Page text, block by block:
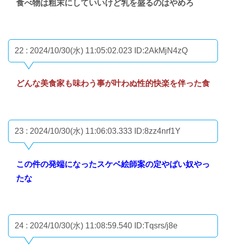
食べ物は粗末にしていいけど乳を盛るのはやめろ
22 : 2024/10/30(水) 11:05:02.023 ID:2AkMjN4zQ
どんな美食家も味わう事が叶わぬ性的快楽を伴った食
23 : 2024/10/30(水) 11:06:03.333 ID:8zz4nrf1Y
この件の発端になったスケベ絵師案の定やばい奴やっ
たな
24 : 2024/10/30(水) 11:08:59.540 ID:Tqsrs/j8e